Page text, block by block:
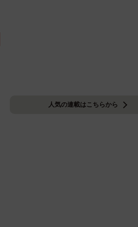
人気の連載はこちらから